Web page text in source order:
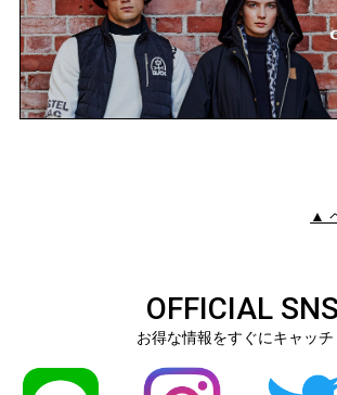
▲
OFFICIAL SNS
お得な情報をすぐにキャッチ